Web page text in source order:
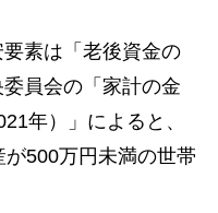
素は「老後資金の
員会の「家計の金
年）」によると、
500万円未満の世帯